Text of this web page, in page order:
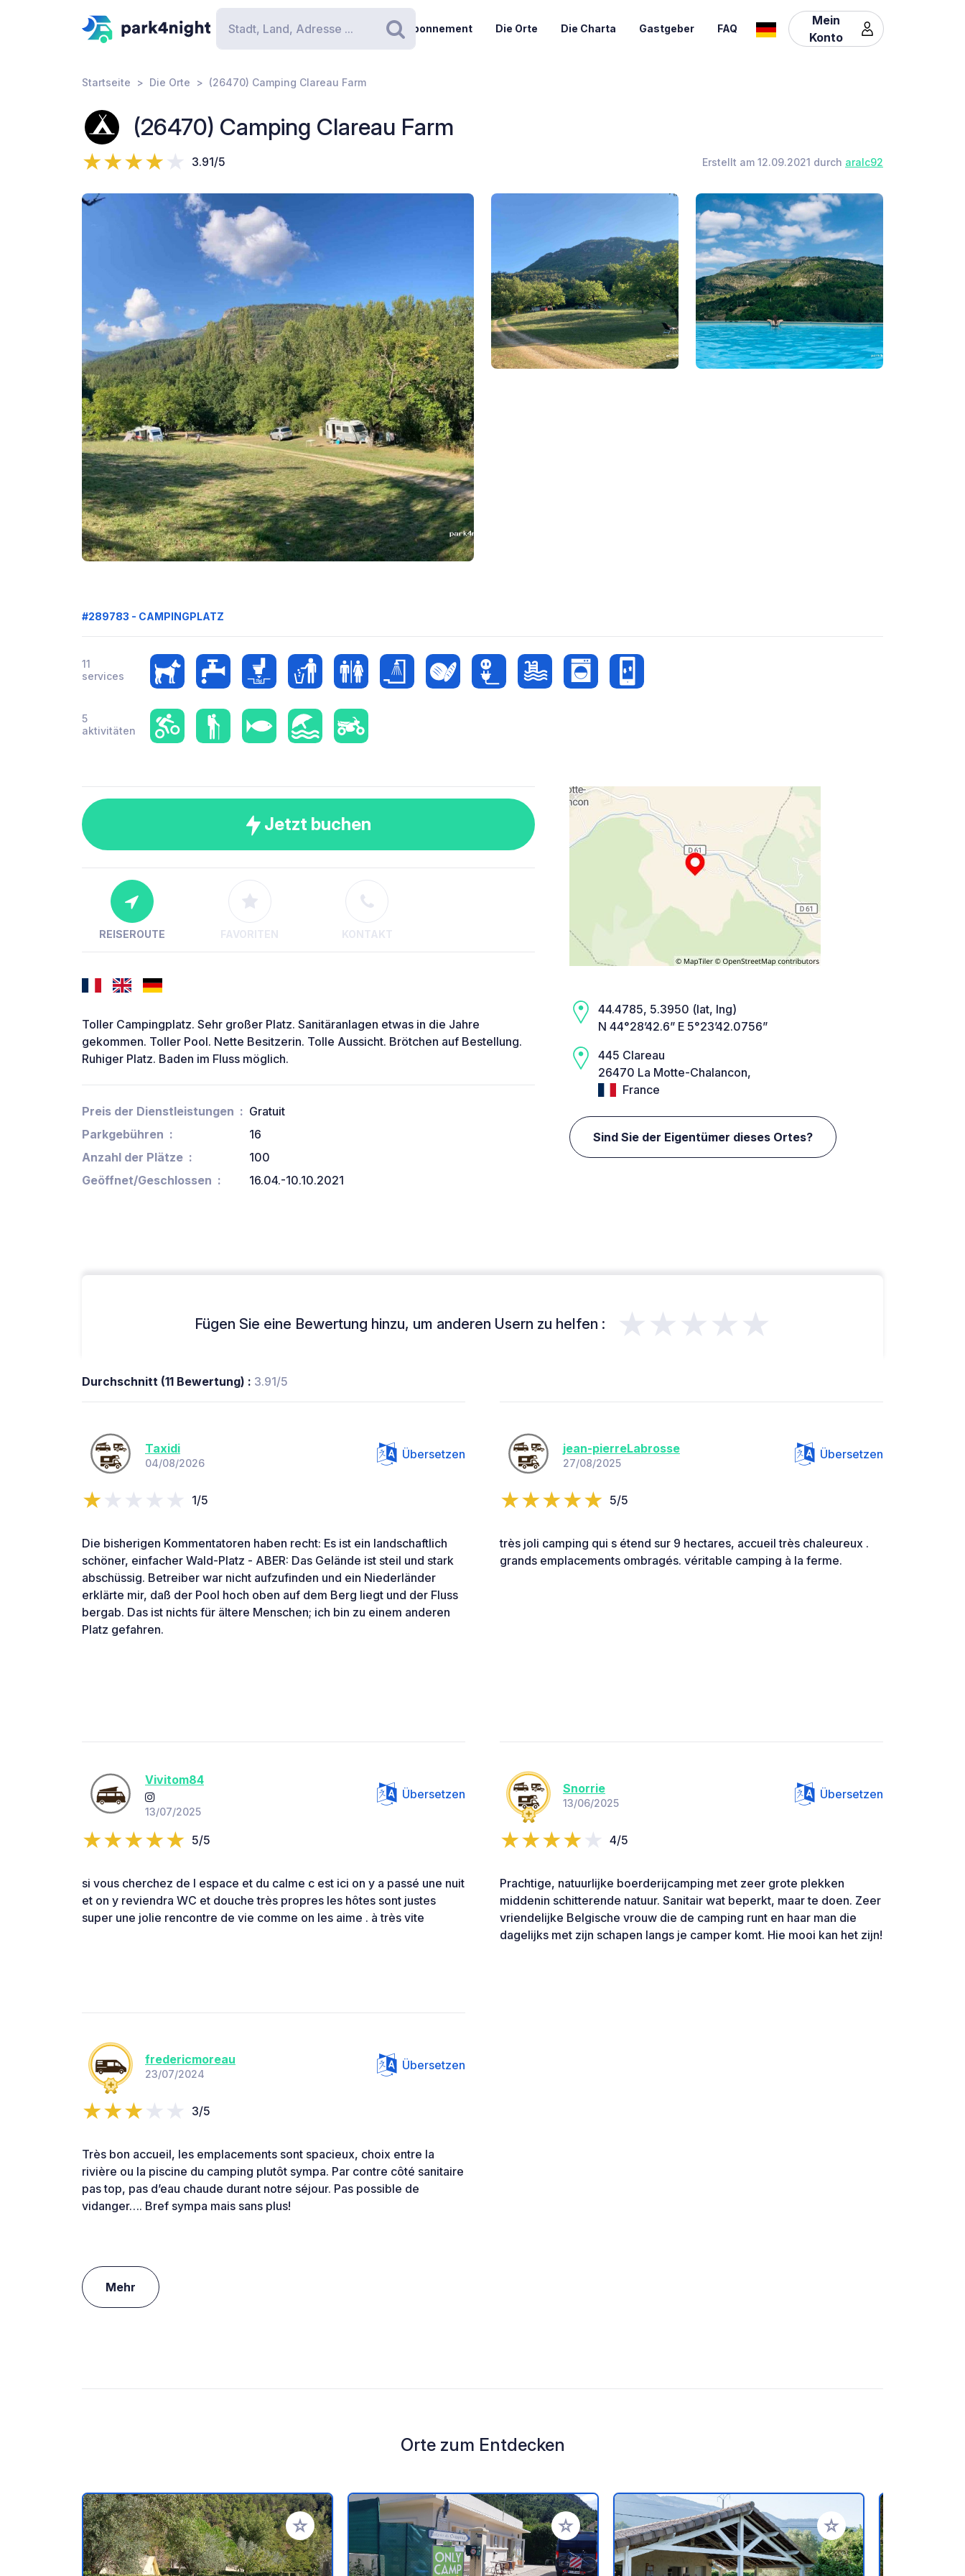
Suchen
Abonnement Die Orte Die Charta Gastgeber FAQ
Mein
Konto
Startseite Die Orte (26470) Camping Clareau Farm
(26470) Camping Clareau Farm
3.91/5 Erstellt am 12.09.2021 durch aralc92
#289783 - CAMPINGPLATZ
11
services
5
aktivitäten
Jetzt buchen
REISEROUTE FAVORITEN KONTAKT
Toller Campingplatz. Sehr großer Platz. Sanitäranlagen etwas in die Jahre
gekommen. Toller Pool. Nette Besitzerin. Tolle Aussicht. Brötchen auf Bestellung.
Ruhiger Platz. Baden im Fluss möglich.
Preis der Dienstleistungen
Gratuit
Parkgebühren
16
Anzahl der Plätze
100
Geöffnet/Geschlossen
16.04.-10.10.2021
44.4785, 5.3950 (lat, lng)
N 44°28’42.6” E 5°23’42.0756”
445 Clareau
26470 La Motte-Chalancon,
France
Sind Sie der Eigentümer dieses Ortes?
Fügen Sie eine Bewertung hinzu, um anderen Usern zu helfen : ★★★★★
Durchschnitt (11 Bewertung) : 3.91/5
Taxidi
04/08/2026
Übersetzen
1/5
Die bisherigen Kommentatoren haben recht: Es ist ein landschaftlich
schöner, einfacher Wald-Platz - ABER: Das Gelände ist steil und stark
abschüssig. Betreiber war nicht aufzufinden und ein Niederländer
erklärte mir, daß der Pool hoch oben auf dem Berg liegt und der Fluss
bergab. Das ist nichts für ältere Menschen; ich bin zu einem anderen
Platz gefahren.
jean-pierreLabrosse
27/08/2025
Übersetzen
5/5
très joli camping qui s étend sur 9 hectares, accueil très chaleureux .
grands emplacements ombragés. véritable camping à la ferme.
Vivitom84
13/07/2025
Übersetzen
5/5
si vous cherchez de l espace et du calme c est ici on y a passé une nuit
et on y reviendra WC et douche très propres les hôtes sont justes
super une jolie rencontre de vie comme on les aime . à très vite
Snorrie
13/06/2025
Übersetzen
4/5
Prachtige, natuurlijke boerderijcamping met zeer grote plekken
middenin schitterende natuur. Sanitair wat beperkt, maar te doen. Zeer
vriendelijke Belgische vrouw die de camping runt en haar man die
dagelijks met zijn schapen langs je camper komt. Hie mooi kan het zijn!
fredericmoreau
23/07/2024
Übersetzen
3/5
Très bon accueil, les emplacements sont spacieux, choix entre la
rivière ou la piscine du camping plutôt sympa. Par contre côté sanitaire
pas top, pas d’eau chaude durant notre séjour. Pas possible de
vidanger…. Bref sympa mais sans plus!
Mehr
Orte zum Entdecken
Zu Ihren Favoriten hinzufügen Zu Ihren Favoriten hinzufügen Zu Ihren Favoriten